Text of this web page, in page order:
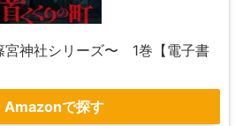
宮神社シリーズ〜 1巻【電子書
Amazonで探す